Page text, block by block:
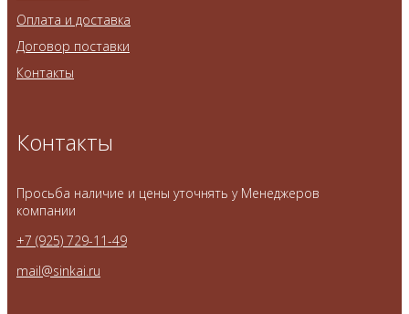
Оплата и доставка
Договор поставки
Контакты
Контакты
Просьба наличие и цены уточнять у Менеджеров
компании
+7 (925) 729-11-49
mail@sinkai.ru